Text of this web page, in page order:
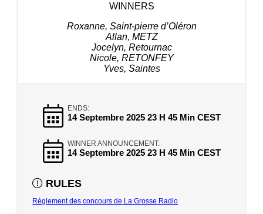
WINNERS
Roxanne, Saint-pierre d’Oléron
Allan, METZ
Jocelyn, Retournac
Nicole, RETONFEY
Yves, Saintes
ENDS:
14 Septembre 2025 23 H 45 Min CEST
WINNER ANNOUNCEMENT:
14 Septembre 2025 23 H 45 Min CEST
RULES
Règlement des concours de La Grosse Radio